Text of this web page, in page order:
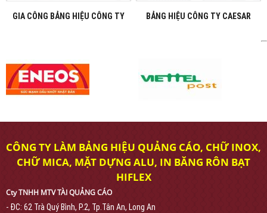
GIA CÔNG BẢNG HIỆU CÔNG TY BẢNG HIỆU CÔNG TY CAESAR
CÔNG TY LÀM BẢNG HIỆU QUẢNG CÁO, CHỮ INOX,
CHỮ MICA, MẶT DỰNG ALU, IN BĂNG RÔN BẠT
HIFLEX
Cty TNHH MTV TÀI QUẢNG CÁO
- ĐC: 62 Trà Quý Bình, P.2, Tp.Tân An, Long An